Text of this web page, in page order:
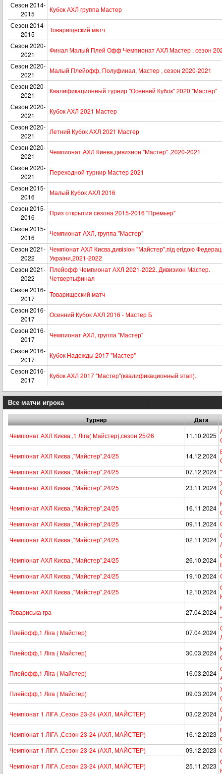
Сезон 2014-
2015
Кубок АХЛ группа Мастер
Сезон 2014-
2015
Товарищеский матч
Сезон 2020-
2021
Финал Малый Плей Офф Чемпионат АХЛ Мастер , сезон
Сезон 2020-
2021
Малый Плейофф, Полуфинал, Мастер , сезон 2020-2021
Сезон 2020-
2021
Квалификационный турнир "Осенний Кубок" 2020 "Мастер"
Сезон 2020-
2021
Кубок АХЛ 2021 Мастер
Сезон 2020-
2021
Летний Кубок АХЛ 2021 Мастер
Сезон 2020-
2021
Чемпионат АХЛ Киева,дивизион "Мастер" ,2020-2021
Сезон 2020-
2021
Переходной турнир Мастер 2021
Сезон 2015-
2016
Малый Кубок АХЛ 2016
Сезон 2015-
2016
Приз открытия сезона 2015-2016 "Премьер"
Сезон 2015-
2016
Чемпионат АХЛ, группа "Мастер"
Сезон 2021-
2022
Чемпіонат АХЛ Києва,дивізіон "Майстер",під егідою
Украіни,2021-2022
Сезон 2021-
2022
Плейофф Чемпионат АХЛ 2021-2022. Дивизион Мастер.
Четвертьфинал
Сезон 2016-
2017
Товарищеский матч
Сезон 2016-
2017
Осенний Кубок АХЛ 2016 - Мастер Б
Сезон 2016-
2017
Чемпионат АХЛ, группа "Мастер"
Сезон 2016-
2017
Кубок Надежды 2017 "Мастер"
Сезон 2016-
2017
Кубок АХЛ 2017 "Мастер"(квалификационный этап).
Все матчи игрока
Турнир Дата
Чемпіонат АХЛ Києва ,1 Ліга( Майстер),сезон 25/26 11.10.2025
Чемпіонат АХЛ Києва ,"Майстер",24/25
14.12.2024
Чемпіонат АХЛ Києва ,"Майстер",24/25
07.12.2024
Чемпіонат АХЛ Києва ,"Майстер",24/25
23.11.2024
Чемпіонат АХЛ Києва ,"Майстер",24/25
16.11.2024
Чемпіонат АХЛ Києва ,"Майстер",24/25
09.11.2024
Чемпіонат АХЛ Києва ,"Майстер",24/25
02.11.2024
Чемпіонат АХЛ Києва ,"Майстер",24/25
26.10.2024
Чемпіонат АХЛ Києва ,"Майстер",24/25
19.10.2024
Чемпіонат АХЛ Києва ,"Майстер",24/25
12.10.2024
Товариська гра
27.04.2024
Плейофф,1 Ліга ( Майстер)
07.04.2024
Плейофф,1 Ліга ( Майстер)
30.03.2024
Плейофф,1 Ліга ( Майстер)
16.03.2024
Плейофф,1 Ліга ( Майстер)
09.03.2024
Чемпіонат 1 ЛІГА ,Сезон 23-24 (АХЛ, МАЙСТЕР)
03.02.2024
Чемпіонат 1 ЛІГА ,Сезон 23-24 (АХЛ, МАЙСТЕР)
16.12.2023
Чемпіонат 1 ЛІГА ,Сезон 23-24 (АХЛ, МАЙСТЕР)
09.12.2023
Чемпіонат 1 ЛІГА ,Сезон 23-24 (АХЛ, МАЙСТЕР)
25.11.2023